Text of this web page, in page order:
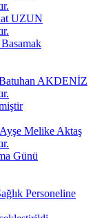
UZUN
AKDENİZ
Melike Aktaş
Günü
Personeline